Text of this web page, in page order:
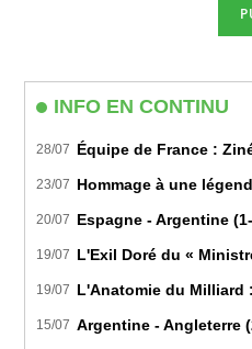
INFO EN CONTINU
28/07 Équipe de France :
23/07 Hommage à une
20/07 Espagne - Argentine
19/07 L'Exil Doré du «
19/07 L'Anatomie du Milliard
15/07 Argentine - Angleterre